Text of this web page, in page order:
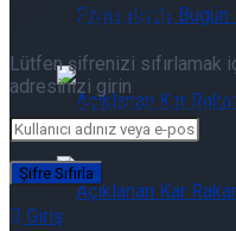
Piyasalarda Bugün
Açıklanan Kar
Piyasalarda Bugün
Şifrenizi sıfırlayın
Lütfen şifrenizi sıfırlamak
adresinizi girin
Giriş